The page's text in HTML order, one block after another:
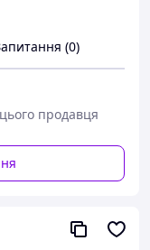
(0)
продавця